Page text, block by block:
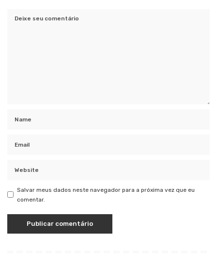
Salvar meus dados neste navegador para a próxima vez que eu
comentar.